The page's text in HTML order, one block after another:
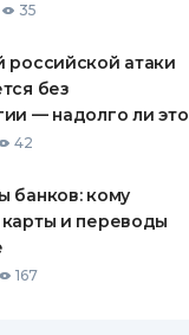
35
российской атаки
без
— надолго ли это
42
банков: кому
и переводы
167